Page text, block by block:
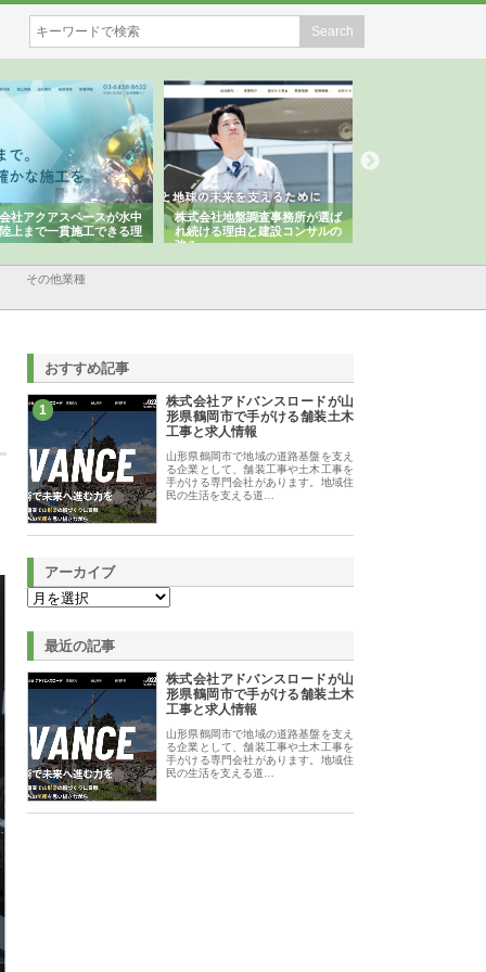
社アクアスペースが水中
上まで一貫施工できる理
株式会社地盤調査事務所が選ば
れ続ける理由と建設コンサルの
強み
その他業種
おすすめ記事
1
株式会社アドバンスロードが山
形県鶴岡市で手がける舗装土木
工事と求人情報
山形県鶴岡市で地域の道路基盤を支え
る企業として、舗装工事や土木工事を
手がける専門会社があります。地域住
民の生活を支える道…
アーカイブ
最近の記事
株式会社アドバンスロードが山
形県鶴岡市で手がける舗装土木
工事と求人情報
山形県鶴岡市で地域の道路基盤を支え
る企業として、舗装工事や土木工事を
手がける専門会社があります。地域住
民の生活を支える道…